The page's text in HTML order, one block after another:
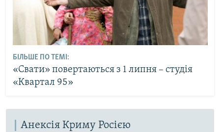
БІЛЬШЕ ПО ТЕМІ:
«Свати» повертаються з 1 липня – студія
«Квартал 95»
Анексія Криму Росією